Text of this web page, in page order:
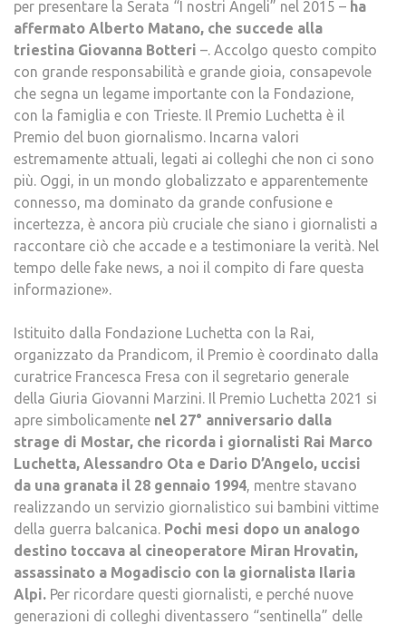
per presentare la Serata “I nostri Angeli” nel 2015 – ha
affermato Alberto Matano, che succede alla
triestina Giovanna Botteri –. Accolgo questo compito
con grande responsabilità e grande gioia, consapevole
che segna un legame importante con la Fondazione,
con la famiglia e con Trieste. Il Premio Luchetta è il
Premio del buon giornalismo. Incarna valori
estremamente attuali, legati ai colleghi che non ci sono
più. Oggi, in un mondo globalizzato e apparentemente
connesso, ma dominato da grande confusione e
incertezza, è ancora più cruciale che siano i giornalisti a
raccontare ciò che accade e a testimoniare la verità. Nel
tempo delle fake news, a noi il compito di fare questa
informazione».
Istituito dalla Fondazione Luchetta con la Rai,
organizzato da Prandicom, il Premio è coordinato dalla
curatrice Francesca Fresa con il segretario generale
della Giuria Giovanni Marzini. Il Premio Luchetta 2021 si
apre simbolicamente nel 27° anniversario dalla
strage di Mostar, che ricorda i giornalisti Rai Marco
Luchetta, Alessandro Ota e Dario D’Angelo, uccisi
da una granata il 28 gennaio 1994, mentre stavano
realizzando un servizio giornalistico sui bambini vittime
della guerra balcanica. Pochi mesi dopo un analogo
destino toccava al cineoperatore Miran Hrovatin,
assassinato a Mogadiscio con la giornalista Ilaria
Alpi. Per ricordare questi giornalisti, e perché nuove
generazioni di colleghi diventassero “sentinella” delle